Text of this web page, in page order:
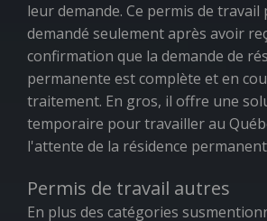
leur demande. Ce permis de travail
demandé seulement après avoir
confirmation que la demande de
permanente est complète et en
traitement. En gros, il offre une
temporaire pour travailler au
l'attente de la résidence
Permis de travail autres
En plus des catégories